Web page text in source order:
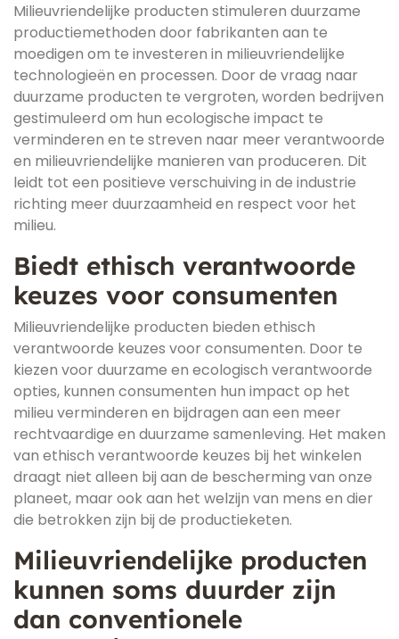
Milieuvriendelijke producten stimuleren duurzame
productiemethoden door fabrikanten aan te
moedigen om te investeren in milieuvriendelijke
technologieën en processen. Door de vraag naar
duurzame producten te vergroten, worden bedrijven
gestimuleerd om hun ecologische impact te
verminderen en te streven naar meer verantwoorde
en milieuvriendelijke manieren van produceren. Dit
leidt tot een positieve verschuiving in de industrie
richting meer duurzaamheid en respect voor het
milieu.
Biedt ethisch verantwoorde
keuzes voor consumenten
Milieuvriendelijke producten bieden ethisch
verantwoorde keuzes voor consumenten. Door te
kiezen voor duurzame en ecologisch verantwoorde
opties, kunnen consumenten hun impact op het
milieu verminderen en bijdragen aan een meer
rechtvaardige en duurzame samenleving. Het maken
van ethisch verantwoorde keuzes bij het winkelen
draagt niet alleen bij aan de bescherming van onze
planeet, maar ook aan het welzijn van mens en dier
die betrokken zijn bij de productieketen.
Milieuvriendelijke producten
kunnen soms duurder zijn
dan conventionele